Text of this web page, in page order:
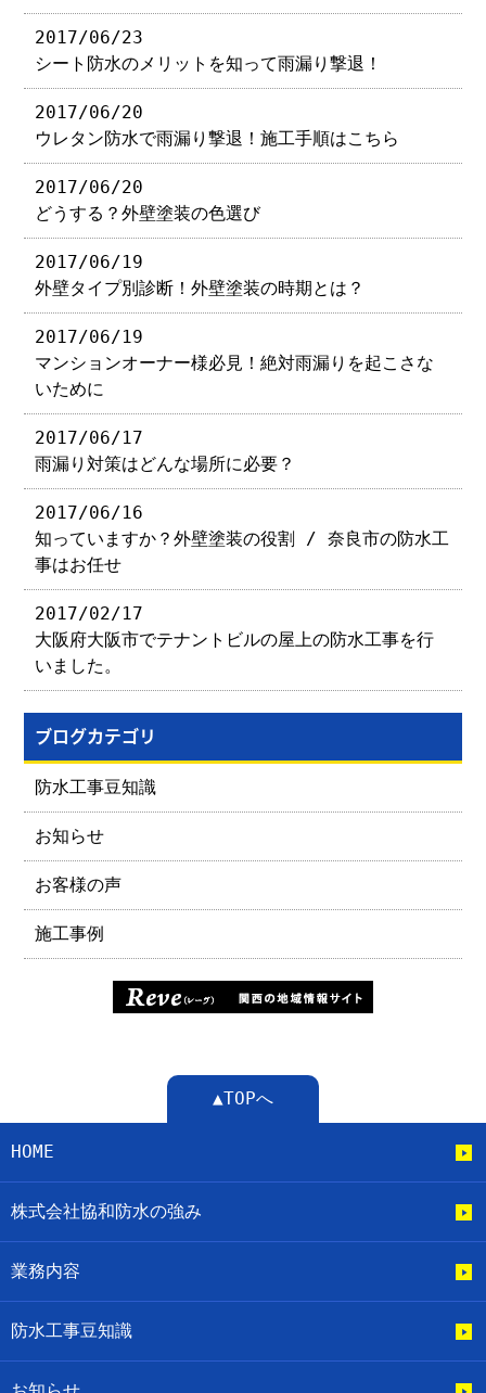
2017/06/23
シート防水のメリットを知って雨漏り撃退！
2017/06/20
ウレタン防水で雨漏り撃退！施工手順はこちら
2017/06/20
どうする？外壁塗装の色選び
2017/06/19
外壁タイプ別診断！外壁塗装の時期とは？
2017/06/19
マンションオーナー様必見！絶対雨漏りを起こさな
いために
2017/06/17
雨漏り対策はどんな場所に必要？
2017/06/16
知っていますか？外壁塗装の役割 / 奈良市の防水工
事はお任せ
2017/02/17
大阪府大阪市でテナントビルの屋上の防水工事を行
いました。
ブログカテゴリ
防水工事豆知識
お知らせ
お客様の声
施工事例
▲TOPへ
HOME
株式会社協和防水の強み
業務内容
防水工事豆知識